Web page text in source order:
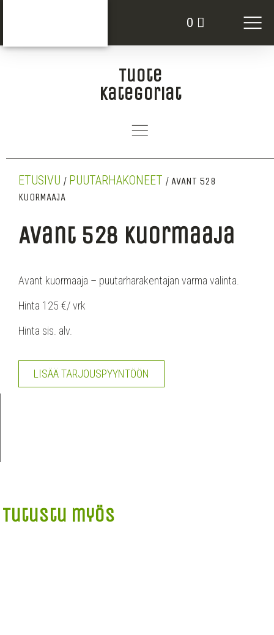
0
Tuote
kategoriat
ETUSIVU / PUUTARHAKONEET / AVANT 528
KUORMAAJA
Avant 528 Kuormaaja
Avant kuormaaja – puutarharakentajan varma valinta.
Hinta 125 €/ vrk
Hinta sis. alv.
LISÄÄ TARJOUSPYYNTÖÖN
Tutustu myös